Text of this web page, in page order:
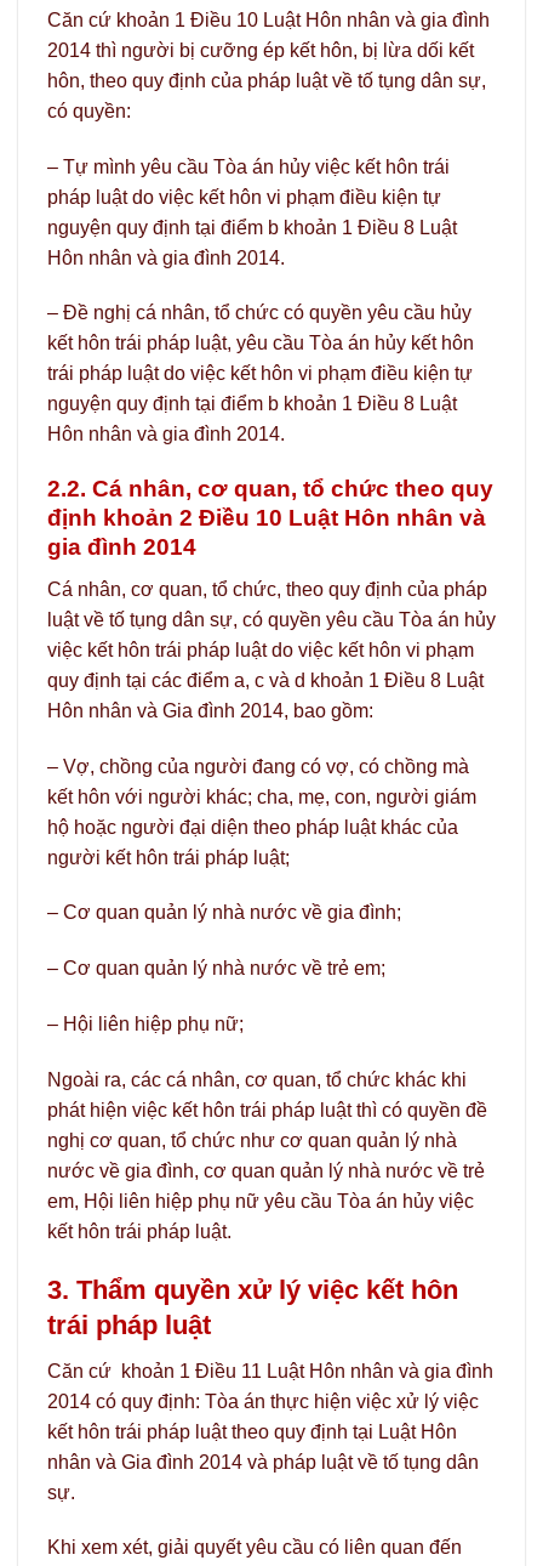
Căn cứ khoản 1 Điều 10 Luật Hôn nhân và gia đình
2014 thì người bị cưỡng ép kết hôn, bị lừa dối kết
hôn, theo quy định của pháp luật về tố tụng dân sự,
có quyền:
– Tự mình yêu cầu Tòa án hủy việc kết hôn trái
pháp luật do việc kết hôn vi phạm điều kiện tự
nguyện quy định tại điểm b khoản 1 Điều 8 Luật
Hôn nhân và gia đình 2014.
– Đề nghị cá nhân, tổ chức có quyền yêu cầu hủy
kết hôn trái pháp luật, yêu cầu Tòa án hủy kết hôn
trái pháp luật do việc kết hôn vi phạm điều kiện tự
nguyện quy định tại điểm b khoản 1 Điều 8 Luật
Hôn nhân và gia đình 2014.
2.2. Cá nhân, cơ quan, tổ chức theo quy
định khoản 2 Điều 10 Luật Hôn nhân và
gia đình 2014
Cá nhân, cơ quan, tổ chức, theo quy định của pháp
luật về tố tụng dân sự, có quyền yêu cầu Tòa án hủy
việc kết hôn trái pháp luật do việc kết hôn vi phạm
quy định tại các điểm a, c và d khoản 1 Điều 8 Luật
Hôn nhân và Gia đình 2014, bao gồm:
– Vợ, chồng của người đang có vợ, có chồng mà
kết hôn với người khác; cha, mẹ, con, người giám
hộ hoặc người đại diện theo pháp luật khác của
người kết hôn trái pháp luật;
– Cơ quan quản lý nhà nước về gia đình;
– Cơ quan quản lý nhà nước về trẻ em;
– Hội liên hiệp phụ nữ;
Ngoài ra, các cá nhân, cơ quan, tổ chức khác khi
phát hiện việc kết hôn trái pháp luật thì có quyền đề
nghị cơ quan, tổ chức như cơ quan quản lý nhà
nước về gia đình, cơ quan quản lý nhà nước về trẻ
em, Hội liên hiệp phụ nữ yêu cầu Tòa án hủy việc
kết hôn trái pháp luật.
3. Thẩm quyền xử lý việc kết hôn
trái pháp luật
Căn cứ khoản 1 Điều 11 Luật Hôn nhân và gia đình
2014 có quy định: Tòa án thực hiện việc xử lý việc
kết hôn trái pháp luật theo quy định tại Luật Hôn
nhân và Gia đình 2014 và pháp luật về tố tụng dân
sự.
Khi xem xét, giải quyết yêu cầu có liên quan đến